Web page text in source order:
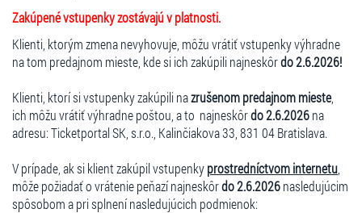
Zakúpené vstupenky zostávajú v platnosti.
Klienti, ktorým zmena nevyhovuje, môžu vrátiť vstupenky výhradne
na tom predajnom mieste, kde si ich zakúpili najneskôrdo 2.6.2026!
Klienti, ktorí si vstupenky zakúpili nazrušenom predajnom mieste,
ich môžu vrátiť výhradne poštou, a to najneskôrdo 2.6.2026na
adresu: Ticketportal SK, s.r.o., Kalinčiakova 33, 831 04 Bratislava.
V prípade, ak si klient zakúpil vstupenkyprostredníctvom internetu
môže požiadať o vrátenie peňazí najneskôrdo 2.6.2026nasledujúcim
spôsobom a pri splnení nasledujúcich podmienok: